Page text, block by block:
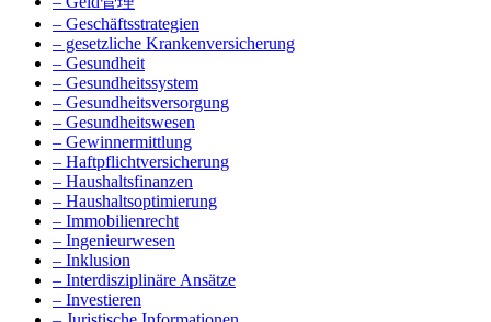
– Geschäftsstrategien
– gesetzliche Krankenversicherung
– Gesundheit
– Gesundheitssystem
– Gesundheitsversorgung
– Gesundheitswesen
– Gewinnermittlung
– Haftpflichtversicherung
– Haushaltsfinanzen
– Haushaltsoptimierung
– Immobilienrecht
– Ingenieurwesen
– Inklusion
– Interdisziplinäre Ansätze
– Investieren